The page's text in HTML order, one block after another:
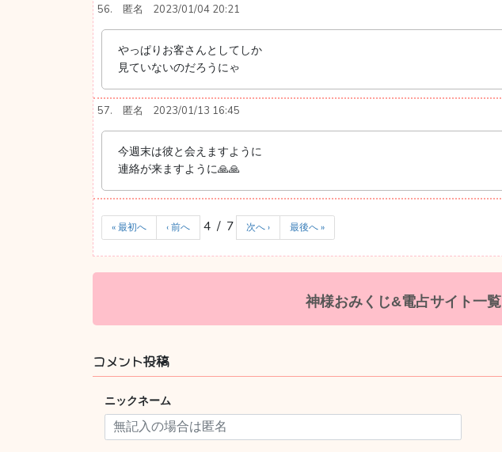
56. 匿名 2023/01/04 20:21
やっぱりお客さんとしてしか
見ていないのだろうにゃ
57. 匿名 2023/01/13 16:45
今週末は彼と会えますように
連絡が来ますように🙏🙏
« 最初へ ‹ 前へ 4 / 7 次へ › 最後へ »
神様おみくじ&電占サイト一覧
コメント投稿
ニックネーム